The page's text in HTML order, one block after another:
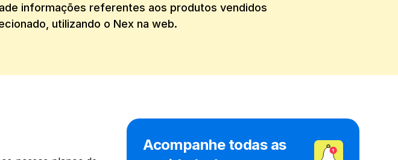
informações referentes aos produtos vendidos
utilizando o Nex na web.
Acompanhe todas as